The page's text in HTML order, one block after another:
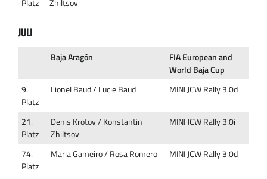
Platz
Zhiltsov
JULI
Baja Aragón
FIA European and
World Baja Cup
9.
Platz
Lionel Baud / Lucie Baud MINI JCW Rally 3.0d
21.
Platz
Denis Krotov / Konstantin
Zhiltsov
MINI JCW Rally 3.0i
74.
Platz
Maria Gameiro / Rosa Romero MINI JCW Rally 3.0d